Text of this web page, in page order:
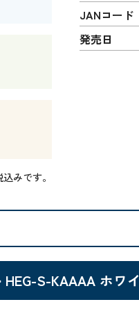
みです。
JANコード
発売日
S-KAAAA ホワ